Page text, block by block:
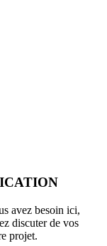
avez besoin ici,
discuter de vos
projet.